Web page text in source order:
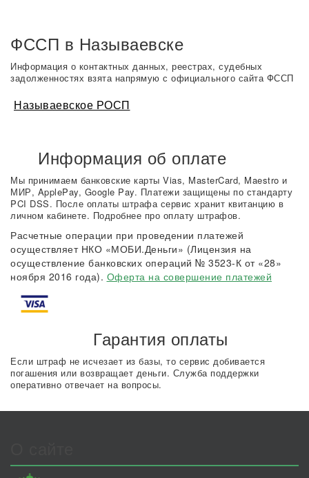
ФССП в Называевске
Информация о контактных данных, реестрах, судебных
задолженностях взята напрямую с официального сайта ФССП
Называевское РОСП
Информация об оплате
Мы принимаем банковские карты Vias, MasterCard, Maestro и
МИР, ApplePay, Google Pay. Платежи защищены по стандарту
PCI DSS. После оплаты штрафа сервис хранит квитанцию в
личном кабинете. Подробнее про оплату штрафов.
Расчетные операции при проведении платежей
осуществляет НКО «МОБИ.Деньги» (Лицензия на
осуществление банковских операций № 3523-К от «28»
ноября 2016 года). Оферта на совершение платежей
Гарантия оплаты
Если штраф не исчезает из базы, то сервис добивается
погашения или возвращает деньги. Служба поддержки
оперативно отвечает на вопросы.